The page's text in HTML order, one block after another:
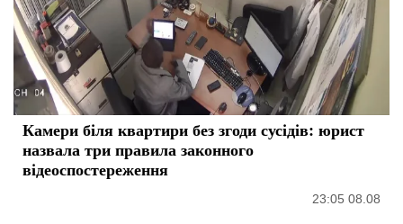
Камери біля квартири без згоди сусідів: юрист
назвала три правила законного
відеоспостереження
23:05 08.08